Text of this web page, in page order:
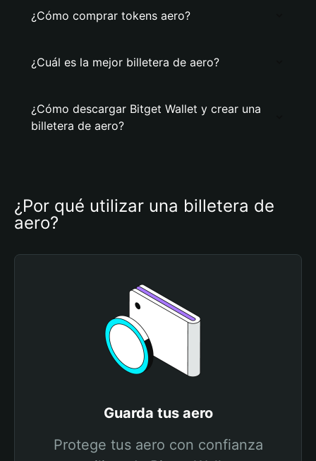
¿Cómo comprar tokens aero?
¿Cuál es la mejor billetera de aero?
¿Cómo descargar Bitget Wallet y crear una
billetera de aero?
¿Por qué utilizar una billetera de
aero?
Guarda tus aero
Protege tus aero con confianza